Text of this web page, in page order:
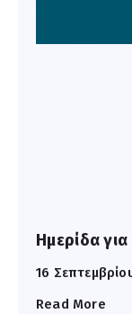
Ημερίδα
16
Read More